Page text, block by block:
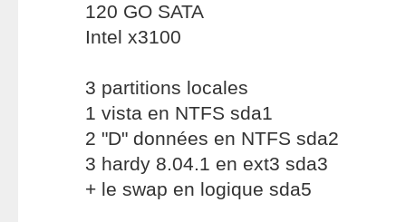
120 GO SATA
Intel x3100
3 partitions locales
1 vista en NTFS sda1
2 "D" données en NTFS sda2
3 hardy 8.04.1 en ext3 sda3
+ le swap en logique sda5